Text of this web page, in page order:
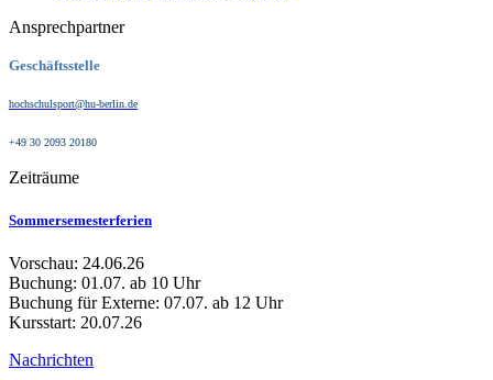
Ansprechpartner
Geschäftsstelle
hochschulsport@hu-berlin.de
+49 30 2093 20180
Zeiträume
Sommersemesterferien
Vorschau: 24.06.26
Buchung: 01.07. ab 10 Uhr
Buchung für Externe: 07.07. ab 12 Uhr
Kursstart: 20.07.26
Nachrichten